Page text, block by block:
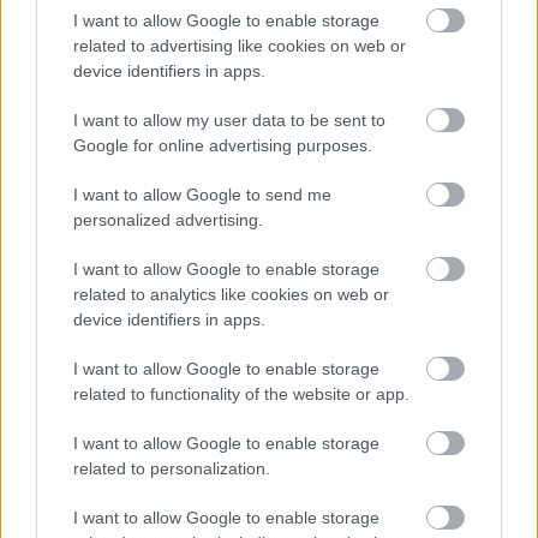
I want to allow Google to enable storage
related to advertising like cookies on web or
device identifiers in apps.
I want to allow my user data to be sent to
Google for online advertising purposes.
I want to allow Google to send me
personalized advertising.
I want to allow Google to enable storage
related to analytics like cookies on web or
device identifiers in apps.
I want to allow Google to enable storage
related to functionality of the website or app.
I want to allow Google to enable storage
related to personalization.
I want to allow Google to enable storage
Éreztem, hogy felmegy bennem a pumpa.
„Úgy hívtál fel, mintha valami borzalmas történt volna.
Útközben arra gondoltam, hogy a lányoddal van baj, és el
sem tudom mondani, mire készültem lélekben.”
„Lehet, hogy jobban kellett volna nevelned Aaront, hogy
Hátraléptem, teljesen megdöbbenve.
„Ezt ne csináld, Diane. Ne rajta verd el. Ő csak egy gyerek,
aki a lányodat szereti átvezetni élete legnehezebb
Diane elfordította a fejét, és gyorsan pislogott.